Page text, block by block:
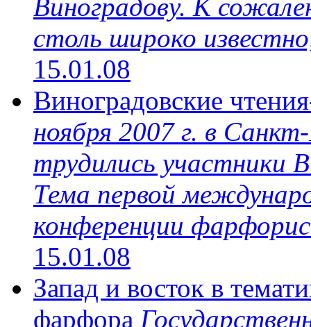
Виноградову. К
столь широко
15.01.08
Виноградовские
ноября 2007 г. в
трудились участники
Тема первой
конференции
15.01.08
Запад и восток в
фарфора